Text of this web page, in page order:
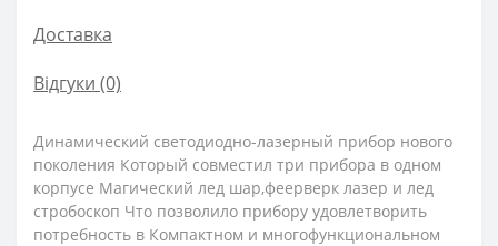
Доставка
Відгуки (0)
Динамический светодиодно-лазерный прибор нового
поколения Который совместил три прибора в одном
корпусе Магический лед шар,феерверк лазер и лед
стробоскоп Что позволило прибору удовлетворить
потребность в Компактном и многофункциональном